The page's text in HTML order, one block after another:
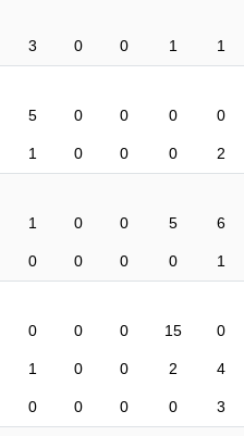
3 0 0 1 1
5 0 0 0 0
1 0 0 0 2
1 0 0 5 6
0 0 0 0 1
0 0 0 15 0
1 0 0 2 4
0 0 0 0 3